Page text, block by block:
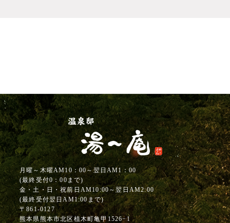
月曜～木曜AM10：00～翌日AM1：00
(最終受付0：00まで)
金・土・日・祝前日AM10:00～翌日AM2:00
(最終受付翌日AM1:00まで)
〒861-0127
熊本県熊本市北区植木町亀甲1526−1